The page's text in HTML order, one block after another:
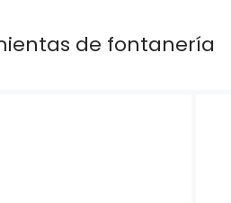
de fontanería